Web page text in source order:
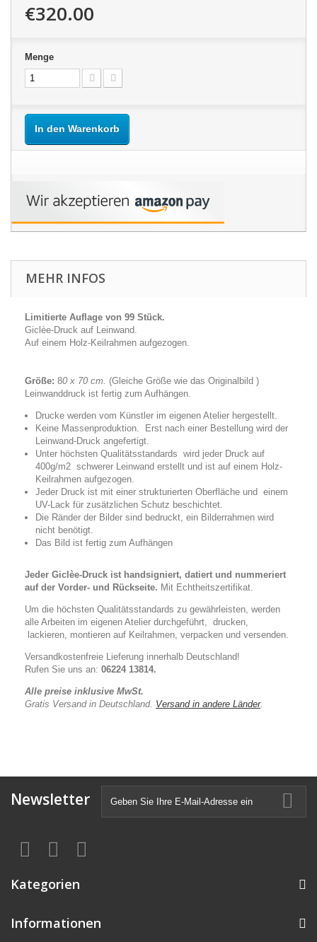
€320.00
Menge
In den Warenkorb
MEHR INFOS
Limitierte Auflage von 99 Stück.
Giclèe-Druck auf Leinwand.
Auf einem Holz-Keilrahmen aufgezogen.
Größe: 80 x 70 cm. (Gleiche Größe wie das Originalbild )
Leinwanddruck ist fertig zum Aufhängen.
Drucke werden vom Künstler im eigenen Atelier hergestellt.
Keine Massenproduktion. Erst nach einer Bestellung wird der
Leinwand-Druck angefertigt.
Unter höchsten Qualitätsstandards wird jeder Druck auf
400g/m2 schwerer Leinwand erstellt und ist auf einem Holz-
Keilrahmen aufgezogen.
Jeder Druck ist mit einer strukturierten Oberfläche und einem
UV-Lack für zusätzlichen Schutz beschichtet.
Die Ränder der Bilder sind bedruckt, ein Bilderrahmen wird
nicht benötigt.
Das Bild ist fertig zum Aufhängen
Jeder Giclèe-Druck ist handsigniert, datiert und nummeriert
auf der Vorder- und Rückseite. Mit Echtheitszertifikat.
Um die höchsten Qualitätsstandards zu gewährleisten, werden
alle Arbeiten im eigenen Atelier durchgeführt, drucken,
lackieren, montieren auf Keilrahmen, verpacken und versenden.
Versandkostenfreie Lieferung innerhalb Deutschland!
Rufen Sie uns an: 06224 13814.
Alle preise inklusive MwSt.
Gratis Versand in Deutschland. Versand in andere Länder.
Newsletter
Kategorien
Informationen